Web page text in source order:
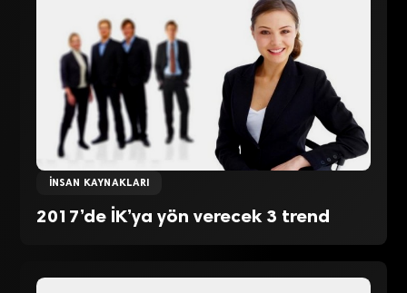
İNSAN KAYNAKLARI
2017’de İK’ya yön verecek 3 trend